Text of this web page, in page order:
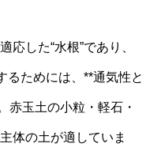
応した“水根”であり、
るためには、**通気性と
赤玉土の小粒・軽石・
体の土が適していま